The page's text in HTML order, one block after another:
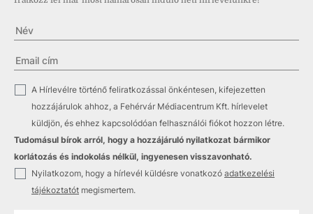
A Hírlevélre történő feliratkozással önkéntesen, kifejezetten
hozzájárulok ahhoz, a Fehérvár Médiacentrum Kft. hírlevelet
küldjön, és ehhez kapcsolódóan felhasználói fiókot hozzon létre.
Tudomásul bírok arról, hogy a hozzájáruló nyilatkozat bármikor
korlátozás és indokolás nélkül, ingyenesen visszavonható.
Nyilatkozom, hogy a hírlevél küldésre vonatkozó adatkezelési
tájékoztatót megismertem.